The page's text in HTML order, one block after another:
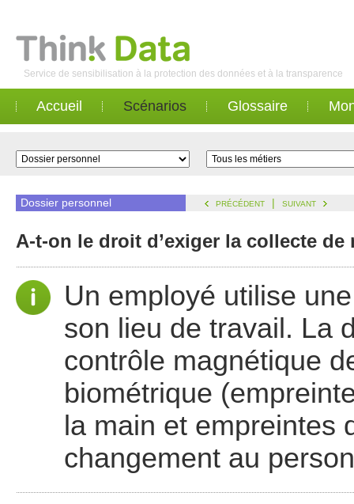
Service de sensibilisation à la protection des données et à la transparence
Accueil Scénarios Glossaire
Dossier personnel PRÉCÉDENT | SUIVANT
A-t-on le droit d’exiger la collecte
Un employé utilise
son lieu de travail. La
contrôle magnétique
biométrique
la main et empreintes
changement au